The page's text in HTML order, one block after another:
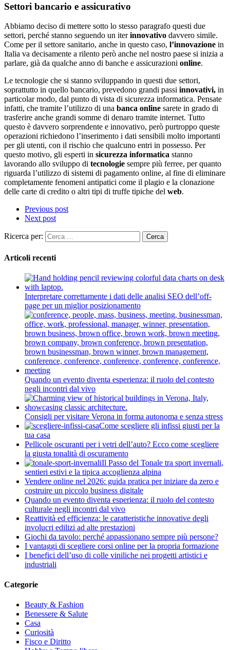
Settori bancario e assicurativo
Abbiamo deciso di mettere sotto lo stesso paragrafo questi due
settori, perché stanno seguendo un iterinnovativo davvero simile.
Come per il settore sanitario, anche in questo caso, l’innovazione in
Italia va decisamente a rilento però anche nel nostro paese si inizia a
parlare, già da qualche anno di banche e assicurazioni online.
Le tecnologie che si stanno sviluppando in questi due settori,
soprattutto in quello bancario, prevedono grandi passi innovativi, in
particolar modo, dal punto di vista di sicurezza informatica. Pensate
infatti, che tramite l’utilizzo di una banca online sarete in grado di
trasferire anche grandi somme di denaro tramite internet. Tutto
questo è davvero sorprendente e innovativo, però purtroppo queste
operazioni richiedono l’inserimento i dati sensibili molto importanti
per gli utenti, con il rischio che qualcuno entri in possesso. Per
questo motivo, gli esperti in sicurezza informatica stanno
lavorando allo sviluppo di tecnologie sempre più ferree, per quanto
riguarda l’utilizzo di sistemi di pagamento online, al fine di eliminare
completamente fenomeni antipatici come il plagio e la clonazione
delle carte di credito o altri tipi di truffe tipiche del web.
Previous post
Next post
Ricerca per:
Articoli recenti
Interpretare correttamente i dati delle analisi SEO dell’off-
page per un miglior posizionamento
Quando un evento diventa esperienza: il ruolo del contesto
negli incontri dal vivo
Consigli per visitare Verona in forma autonoma e senza stress
Come scegliere gli infissi giusti per la
tua casa
Pellicole oscuranti per i vetri dell’auto? Ecco come scegliere
la giusta tonalità di oscuramento
Il Passo del Tonale tra sport invernali,
sentieri estivi e la tipica accoglienza alpina
Vendere online nel 2026: guida pratica per iniziare da zero e
costruire un piccolo business digitale
Quando un evento diventa esperienza: il ruolo del contesto
culturale negli incontri dal vivo
Reattività ed efficienza: le caratteristiche innovative degli
involucri edilizi ad alte prestazioni
Giochi da tavolo: perché appassionano sempre più persone?
I vantaggi di scegliere corsi online per la propria formazione
I benefici dell’uso di colle viniliche nei progetti artistici e
industriali
Categorie
Beauty & Fashion
Benessere & Salute
Casa
Curiosità
Fisco e Diritto